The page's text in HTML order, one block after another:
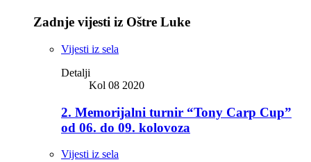
Zadnje vijesti iz Oštre Luke
Vijesti iz sela
Detalji
Kol 08 2020
2. Memorijalni turnir “Tony Carp Cup”
od 06. do 09. kolovoza
Vijesti iz sela